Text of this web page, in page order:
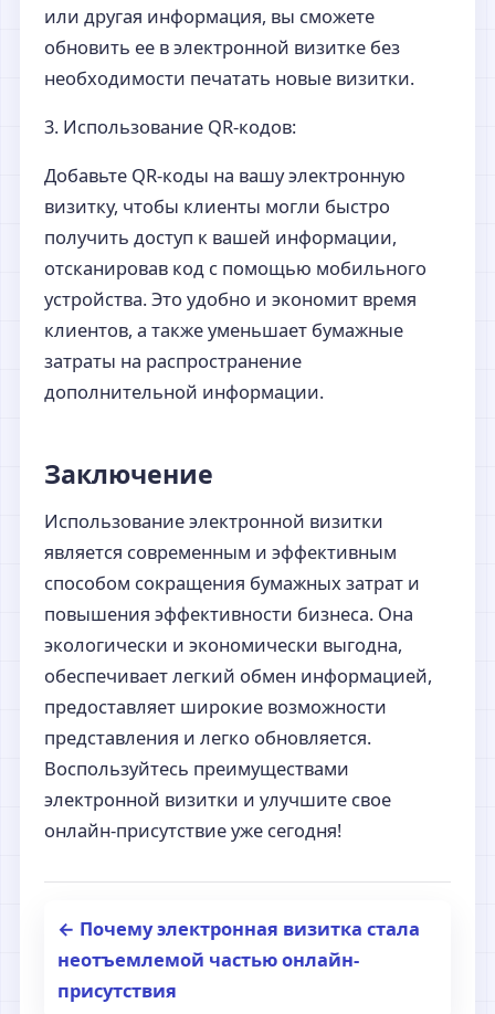
или другая информация, вы сможете
обновить ее в электронной визитке без
необходимости печатать новые визитки.
3. Использование QR-кодов:
Добавьте QR-коды на вашу электронную
визитку, чтобы клиенты могли быстро
получить доступ к вашей информации,
отсканировав код с помощью мобильного
устройства. Это удобно и экономит время
клиентов, а также уменьшает бумажные
затраты на распространение
дополнительной информации.
Заключение
Использование электронной визитки
является современным и эффективным
способом сокращения бумажных затрат и
повышения эффективности бизнеса. Она
экологически и экономически выгодна,
обеспечивает легкий обмен информацией,
предоставляет широкие возможности
представления и легко обновляется.
Воспользуйтесь преимуществами
электронной визитки и улучшите свое
онлайн-присутствие уже сегодня!
← Почему электронная визитка стала
неотъемлемой частью онлайн-
присутствия